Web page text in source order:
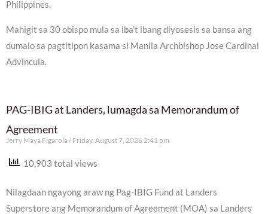
Philippines.
Mahigit sa 30 obispo mula sa iba’t ibang diyosesis sa bansa ang
dumalo sa pagtitipon kasama si Manila Archbishop Jose Cardinal
Advincula.
PAG-IBIG at Landers, lumagda sa Memorandum of
Agreement
Jerry Maya Figarola Friday, August 7, 2026 2:41 pm
10,903 total views
Nilagdaan ngayong araw ng Pag-IBIG Fund at Landers
Superstore ang Memorandum of Agreement (MOA) sa Landers